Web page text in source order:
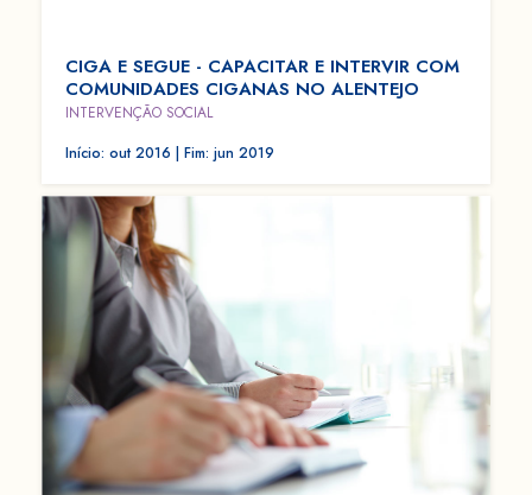
CIGA E SEGUE - CAPACITAR E INTERVIR COM
COMUNIDADES CIGANAS NO ALENTEJO
INTERVENÇÃO SOCIAL
Início: out 2016 | Fim: jun 2019